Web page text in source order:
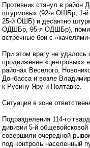
Противник стянул в район
штурмовых (92-я ОШБр,
25-й ОШБ) и десантно
ОДШБр, 95-я ОДШБр),
встречные бои с
При этом врагу не удалось
продвижение «центровых»
районах Веселого,
Донбасса и возле
к Русину Яру и Полтавке.
Ситуация в зоне
Подразделения 114-го
дивизии 5-й
совершили очередной
под контроль населенный